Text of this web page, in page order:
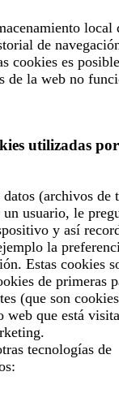
local
de
cookies es
de la web no
utilizadas por
(archivos de
usuario, le
y así
la
Estas cookies
de primeras
(que son
que está
tecnologías de